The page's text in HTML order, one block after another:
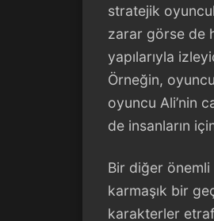
stratejik
zarar görse de
yapılarıyla
Örneğin,
oyuncu Ali’nin
de insanların
Bir diğer önemli
karmaşık bir
karakterler